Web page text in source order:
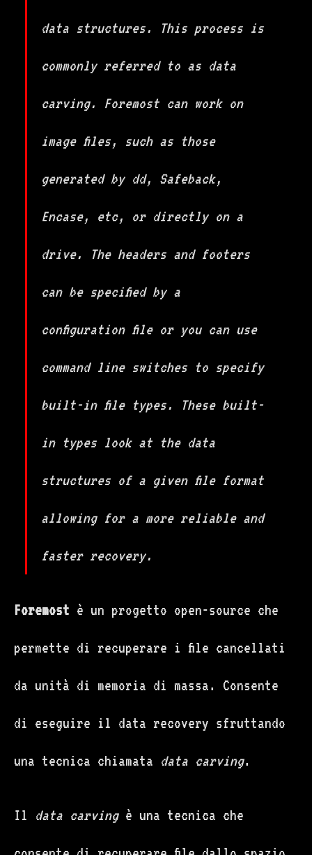
data structures. This process is
commonly referred to as data
carving. Foremost can work on
image files, such as those
generated by dd, Safeback,
Encase, etc, or directly on a
drive. The headers and footers
can be specified by a
configuration file or you can use
command line switches to specify
built-in file types. These built-
in types look at the data
structures of a given file format
allowing for a more reliable and
faster recovery.
Foremost è un progetto open-source che
permette di recuperare i file cancellati
da unità di memoria di massa. Consente
di eseguire il data recovery sfruttando
una tecnica chiamata data carving.
Il data carvingè una tecnica che